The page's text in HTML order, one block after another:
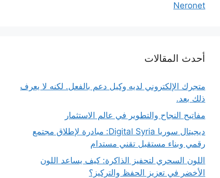
Neronet
أحدث المقالات
متجرك الإلكتروني لديه وكيل دعم بالفعل. لكنه لا يعرف
ذلك بعد.
مفاتيح النجاح والتطوير في عالم الاستثمار
ديجيتال سوريا Digital Syria: مبادرة لإطلاق مجتمع
رقمي وبناء مستقبل تقني مستدام
اللون السحري لتحفيز الذاكرة: كيف يساعد اللون
الأخضر في تعزيز الحفظ والتركيز؟